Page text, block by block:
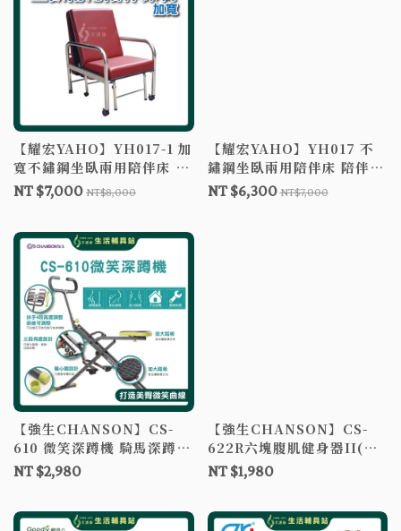
【耀宏YAHO】YH017-1 加
寬不鏽鋼坐臥兩用陪伴床 陪
伴椅 看護床 折疊床 折疊椅
NT $7,000 NT$8,000
【耀宏YAHO】YH017 不
鏽鋼坐臥兩用陪伴床 陪伴椅
看護床 折疊床 折疊椅
NT $6,300NT$7,000
【強生CHANSON】CS-
610 微笑深蹲機 騎馬深蹲機
健身車 深蹲機 騎馬機 核心
訓練 翹臀機 健腹機 健腹器
NT $2,980
【強生CHANSON】CS-
622R六塊腹肌健身器II(升
級版) 仰臥起坐機 健腹機 收
腹機 腹肌塑型 健身器材
NT $1,980